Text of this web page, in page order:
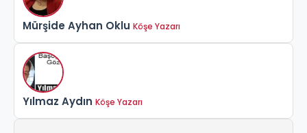
Mürşide Ayhan Oklu Köşe Yazarı
Yılmaz Aydın Köşe Yazarı